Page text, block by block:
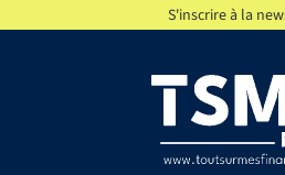
S'inscrire à la